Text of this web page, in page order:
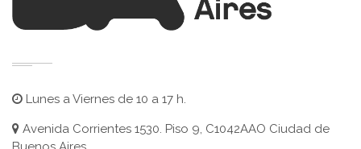
Lunes a Viernes de 10 a 17 h.
Avenida Corrientes 1530. Piso 9, C1042AAO Ciudad de